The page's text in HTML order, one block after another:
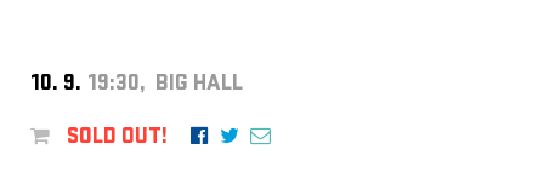
10. 9. 19:30, BIG HALL
SOLD OUT!